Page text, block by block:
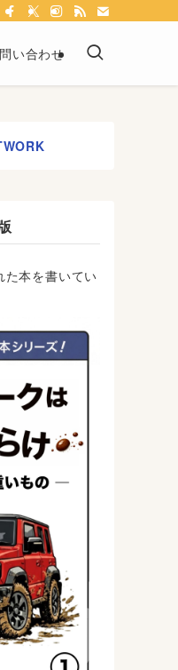
い合わせ
た本を書いてい